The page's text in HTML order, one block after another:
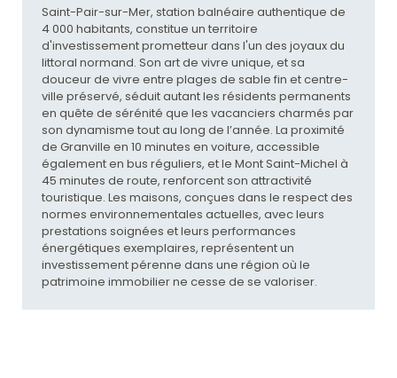
Saint-Pair-sur-Mer, station balnéaire authentique de
4 000 habitants, constitue un territoire
d'investissement prometteur dans l'un des joyaux du
littoral normand. Son art de vivre unique, et sa
douceur de vivre entre plages de sable fin et centre-
ville préservé, séduit autant les résidents permanents
en quête de sérénité que les vacanciers charmés par
son dynamisme tout au long de l’année. La proximité
de Granville en 10 minutes en voiture, accessible
également en bus réguliers, et le Mont Saint-Michel à
45 minutes de route, renforcent son attractivité
touristique. Les maisons, conçues dans le respect des
normes environnementales actuelles, avec leurs
prestations soignées et leurs performances
énergétiques exemplaires, représentent un
investissement pérenne dans une région où le
patrimoine immobilier ne cesse de se valoriser.